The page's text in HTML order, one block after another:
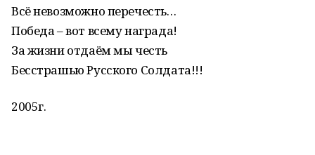
Всё невозможно перечесть…
Победа – вот всему награда!
За жизни отдаём мы честь
Бесстрашью Русского Солдата!!!
2005г.